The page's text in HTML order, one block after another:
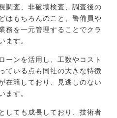
調査、非破壊検査、調査後の
はもちろんのこと、警備員や
務を一元管理することでクラ
ます。
ーンを活用し、工数やコスト
ている点も同社の大きな特徴
在籍しており、見逃しのない
ます。
しても成長しており、技術者